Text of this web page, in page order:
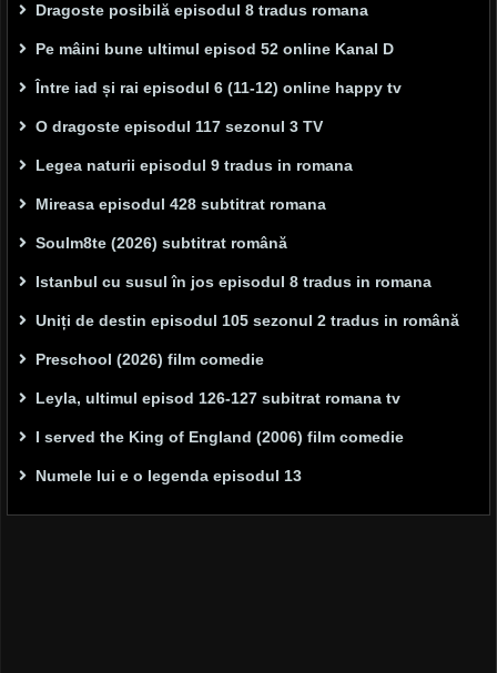
Dragoste posibilă episodul 8 tradus romana
Pe mâini bune ultimul episod 52 online Kanal D
Între iad și rai episodul 6 (11-12) online happy tv
O dragoste episodul 117 sezonul 3 TV
Legea naturii episodul 9 tradus in romana
Mireasa episodul 428 subtitrat romana
Soulm8te (2026) subtitrat română
Istanbul cu susul în jos episodul 8 tradus in romana
Uniți de destin episodul 105 sezonul 2 tradus in română
Preschool (2026) film comedie
Leyla, ultimul episod 126-127 subitrat romana tv
I served the King of England (2006) film comedie
Numele lui e o legenda episodul 13